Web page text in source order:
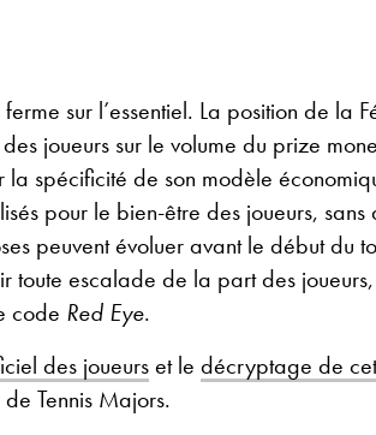
sur l’essentiel. La position de la
joueurs sur le volume du prize
spécificité de son modèle
pour le bien-être des joueurs,
peuvent évoluer avant le début du
toute escalade de la part des
code Red Eye.
des joueurset le décryptage de
Tennis Majors.